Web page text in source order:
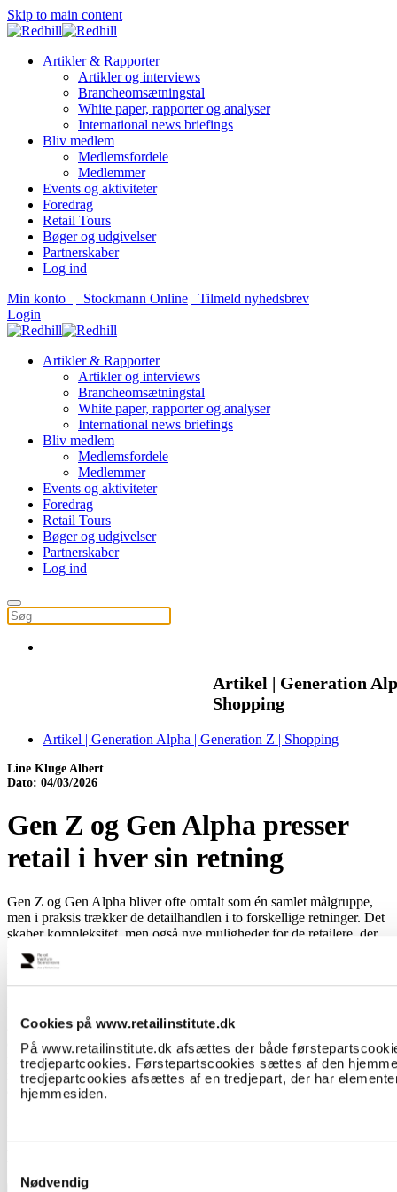
Cookies på www.retailinstitute.dk
På www.retailinstitute.dk afsættes der både
tredjepartcookies. Førstepartscookies sættes af den
tredjepartcookies afsættes af en tredjepart, der har
hjemmesiden.
Nødvendig
Skip to main content
Artikler & Rapporter
Artikler og interviews
Brancheomsætningstal
White paper, rapporter og analyser
International news briefings
Bliv medlem
Medlemsfordele
Medlemmer
Events og aktiviteter
Foredrag
Retail Tours
Bøger og udgivelser
Partnerskaber
Log ind
Min konto
Stockmann Online
Tilmeld nyhedsbrev
Login
Artikler & Rapporter
Artikler og interviews
Brancheomsætningstal
White paper, rapporter og analyser
International news briefings
Bliv medlem
Medlemsfordele
Medlemmer
Events og aktiviteter
Foredrag
Retail Tours
Bøger og udgivelser
Partnerskaber
Log ind
Artikel | Generation
Shopping
Artikel | Generation Alpha | Generation Z | Shopping
Line Kluge Albert
Dato: 04/03/2026
Gen Z og Gen Alpha presser
retail i hver sin retning
Gen Z og Gen Alpha bliver ofte omtalt som én samlet målgruppe,
men i praksis trækker de detailhandlen i to forskellige retninger. Det
skaber kompleksitet, men også nye muligheder for de retailere, der
udfordring handler ikke om at forstå de unge, men om at
amerikanske fashionretailer Pacsun, med rødder i youth culture og
community-drevet retail, ord på en problemstilling, mange
retailorganisationer kan genkende. Unge forbrugere er blandt de
mest analyserede nogensinde, men bliver stadig ofte behandlet som
én samlet størrelse i strategi, kommunikation og kanalvalg.